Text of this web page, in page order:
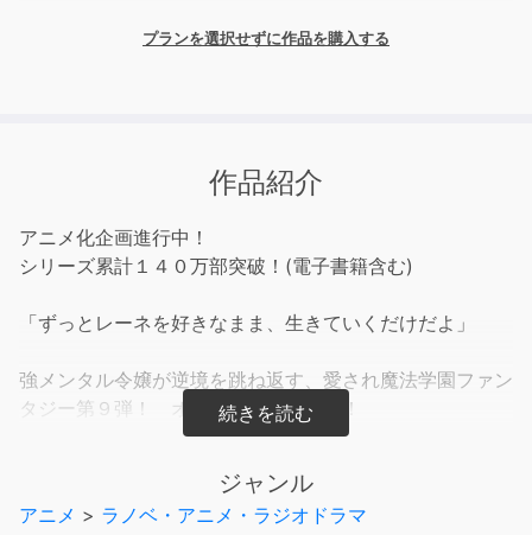
プランを選択せずに作品を購入する
作品紹介
アニメ化企画進行中！
シリーズ累計１４０万部突破！(電子書籍含む)
「ずっとレーネを好きなまま、生きていくだけだよ」
強メンタル令嬢が逆境を跳ね返す、愛され魔法学園ファン
タジー第９弾！ オーディオブック化！
「ロミオとジュリエット」の演劇をするため、レーネは猛
ジャンル
アニメ > ラノベ・アニメ・ラジオドラマ